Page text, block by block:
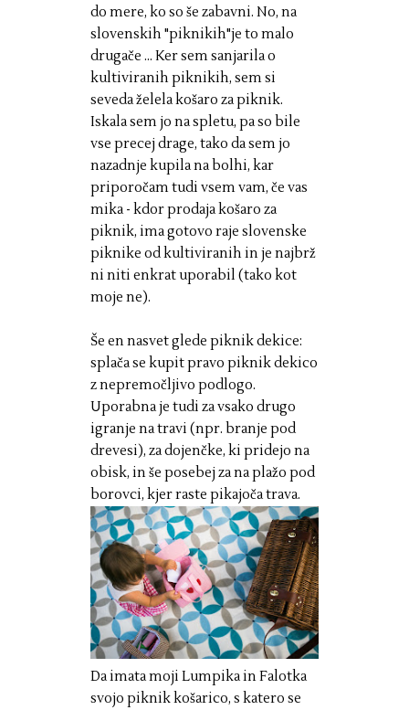
do mere, ko so še zabavni. No, na
slovenskih "piknikih"je to malo
drugače ... Ker sem sanjarila o
kultiviranih piknikih, sem si
seveda želela košaro za piknik.
Iskala sem jo na spletu, pa so bile
vse precej drage, tako da sem jo
nazadnje kupila na bolhi, kar
priporočam tudi vsem vam, če vas
mika - kdor prodaja košaro za
piknik, ima gotovo raje slovenske
piknike od kultiviranih in je najbrž
ni niti enkrat uporabil (tako kot
moje ne).
Še en nasvet glede piknik dekice:
splača se kupit pravo piknik dekico
z nepremočljivo podlogo.
Uporabna je tudi za vsako drugo
igranje na travi (npr. branje pod
drevesi), za dojenčke, ki pridejo na
obisk, in še posebej za na plažo pod
borovci, kjer raste pikajoča trava.
Da imata moji Lumpika in Falotka
svojo piknik košarico, s katero se